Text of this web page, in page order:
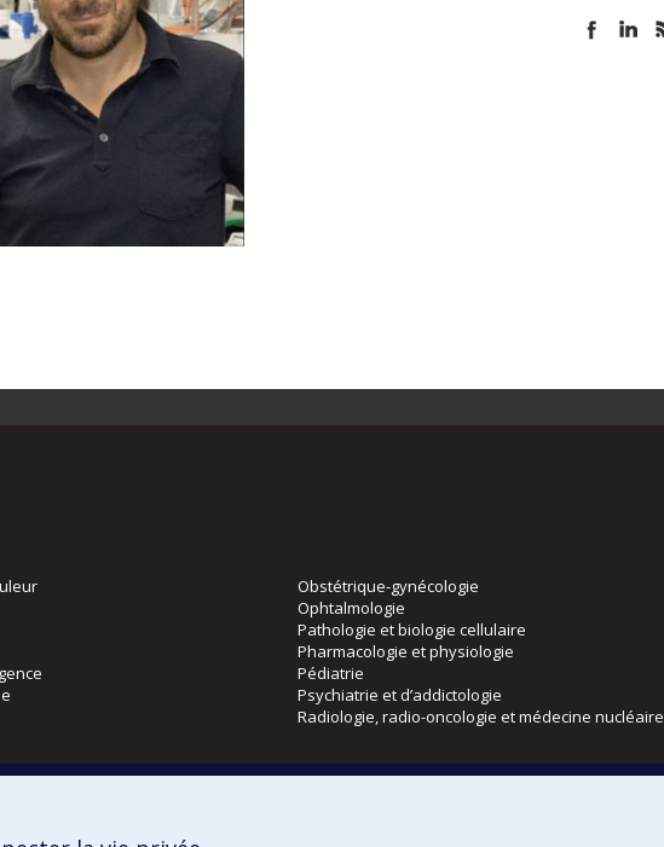
Obstétrique-gynécologie
Ophtalmologie
Pathologie et biologie cellulaire
Pharmacologie et physiologie
Pédiatrie
Psychiatrie et d’addictologie
Radiologie, radio-oncologie et médecine nucléaire